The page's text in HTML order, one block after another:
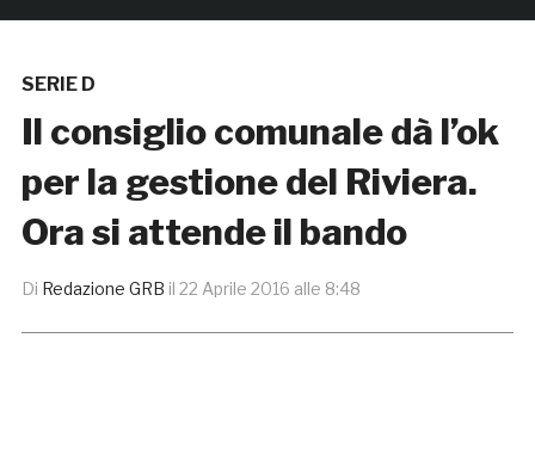
SERIE D
Il consiglio comunale dà l’ok
per la gestione del Riviera.
Ora si attende il bando
Di Redazione GRB il 22 Aprile 2016 alle 8:48